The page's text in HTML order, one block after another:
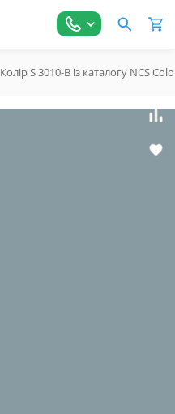
Колір S 3010-B із каталогу NCS